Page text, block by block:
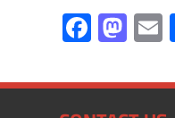
F
ac
e
M
as
to